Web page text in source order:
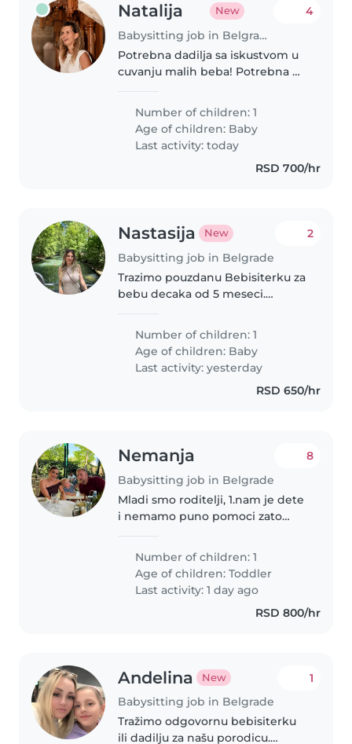
Natalija New
Babysitting job in Belgrade
4
Potrebna dadilja sa iskustvom u
cuvanju malih beba! Potrebna mi
dnevno. Tražim nekoga ko ima
iskustva i nije mu strano da
ostane tih par sati sam sa..
Number of children: 1
Age of children: Baby
Last activity: today
RSD 700/hr
Nastasija New
Babysitting job in Belgrade
2
Trazimo pouzdanu Bebisiterku za
bebu decaka od 5 meseci.
kucnog ljubimca.
Number of children: 1
Age of children: Baby
Last activity: yesterday
RSD 650/hr
Nemanja
Babysitting job in Belgrade
8
Mladi smo roditelji, 1.nam je dete
i nemamo puno pomoci zato
pricuva sina kako bi imali vreme
za sebe
Number of children: 1
Age of children:Toddler
Last activity: 1 day ago
RSD 800/hr
Andelina New
Babysitting job in Belgrade
1
Tražimo odgovornu bebisiterku
ili dadilju za našu porodicu.